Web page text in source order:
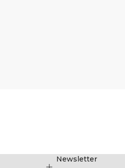
Newsletter